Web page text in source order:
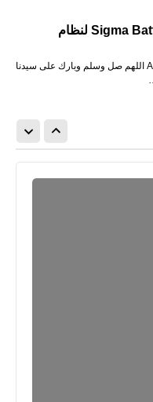
تنزيل Sigma Battle Royale Apk لنظام
تنزيل Sigma Battle Royale Apk لنظام Android اللهم صل وسلم وبارك على سيدنا